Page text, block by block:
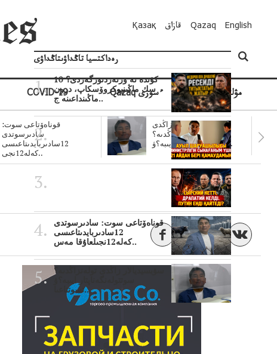
Қазақ قازاق Qazaq English
COVID-19 Qazaq ءسوزى مۋلتيمەديا
قوناەۆتاعى سوت:
سادىرسوتدى
12سادىربايدىتاعىسى
كەلە12نجى..
سۋبسيديالار زاڭدى
تولەنزاڭدىە؟
سوتتولەنگەناپتار ايىبە؟ۋ..
رەداكتسيا تاڭداۋىتاڭداۋى
10 كۇندە نە وزنەردىوزگەردى؟
سك ماڭىنپوكروۆسكاپ، درون
ماڭىنداعىنە ج..
قوناەۆتاعى سوت: سادىرسوتدى
12سادىربايدىتاعىسى
كەلە12نجىلعاۇقا مەس..
سۋبسيديالار زاڭدى تولەنزاڭدىە؟
تسوتتاعىا..